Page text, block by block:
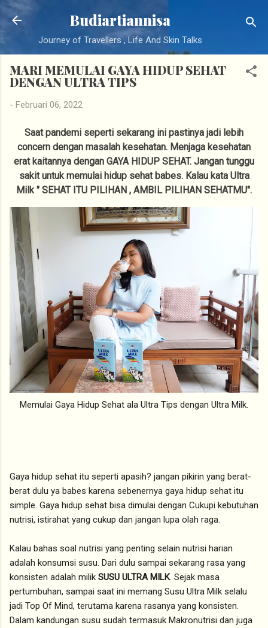
Langsung ke konten utama
Budiartiannisa
Journey of Travellers , Life And Skin Talks
MARI MEMULAI GAYA HIDUP SEHAT
DENGAN ULTRA TIPS
- Februari 06, 2022
Saat pandemi seperti sekarang ini pastinya jadi lebih
concern dengan masalah kesehatan. Menjaga kesehatan
erat kaitannya dengan GAYA HIDUP SEHAT. Jangan tunggu
sakit untuk memulai hidup sehat babes. Kalau kata Ultra
Milk " SEHAT ITU PILIHAN , AMBIL PILIHAN SEHATMU".
Memulai Gaya Hidup Sehat ala Ultra Tips dengan Ultra Milk.
Gaya hidup sehat itu seperti apasih? jangan pikirin yang berat-
berat dulu ya babes karena sebenernya gaya hidup sehat itu
simple. Gaya hidup sehat bisa dimulai dengan Cukupi kebutuhan
nutrisi, istirahat yang cukup dan jangan lupa olah raga.
Kalau bahas soal nutrisi yang penting selain nutrisi harian
adalah konsumsi susu. Dari dulu sampai sekarang rasa yang
konsisten adalah milik SUSU ULTRA MILK. Sejak masa
pertumbuhan, sampai saat ini memang Susu Ultra Milk selalu
jadi Top Of Mind, terutama karena rasanya yang konsisten.
Dalam kandungan susu sudah termasuk Makronutrisi dan juga